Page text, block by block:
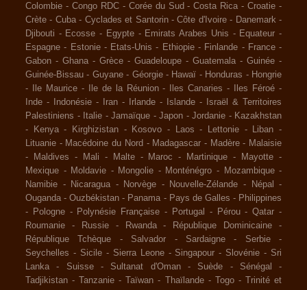
Colombie - Congo RDC - Corée du Sud -Costa Rica -Croatie -
Crète - Cuba - Cyclades et Santorin -Côte d'Ivoire - Danemark -
Djibouti - Ecosse - Egypte - Emirats Arabes Unis - Equateur -
Espagne - Estonie - Etats-Unis - Ethiopie - Finlande - France -
Gabon - Ghana - Grèce - Guadeloupe - Guatemala - Guinée -
Guinée-Bissau - Guyane - Géorgie - Hawaï - Honduras - Hongrie
-
Ile Maurice - Ile de la Réunion - Iles Canaries - Iles Féroé -
Inde - Indonésie - Iran - Irlande - Islande -
Israël & Territoires
Palestiniens - Italie - Jamaïque - Japon - Jordanie - Kazakhstan
-
Kenya - Kirghizistan - Kosovo - Laos - Lettonie - Liban -
Lituanie - Macédoine du Nord - Madagascar - Madère - Malaisie
-
Maldives - Mali - Malte - Maroc - Martinique - Mayotte -
Mexique - Moldavie - Mongolie - Monténégro - Mozambique -
Namibie - Nicaragua - Norvège - Nouvelle-Zélande - Népal
-
Ouganda -Ouzbékistan - Panama - Pays de Galles - Philippines
-
Pologne - Polynésie Française - Portugal - Pérou -Qatar -
Roumanie
- Russie - Rwanda - République Dominicaine
-
République Tchèque
- Salvador - Sardaigne - Serbie
-
Seychelles - Sicile - Sierra Leone - Singapour - Slovénie - Sri
Lanka
- Suisse - Sultanat d'Oman - Suède - Sénégal
-
Tadjikistan -Tanzanie -Taïwan - Thaïlande - Togo - Trinité et